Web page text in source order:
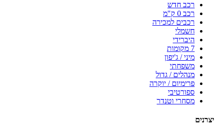
רכב חדש
רכב 0 ק"מ
רכבים למכירה
חשמלי
היברידי
7 מקומות
מיני / ג'יפון
משפחתי
מנהלים / גדול
פרימיום / יוקרה
ספורטיבי
מסחרי וטנדר
יצרנים